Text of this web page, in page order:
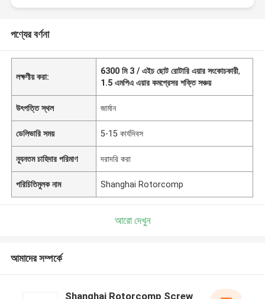
পণ্যের বর্ণনা
লক্ষণীয় করা:
6300 মি 3 / এইচ ছোট রোটারি এয়ার সংকোচকারী,
1.5 এমপিএ এয়ার কমপ্রেসর শক্তি সঞ্চয়
উৎপত্তি স্থল জার্মান
ডেলিভারি সময় 5-15 কার্যদিবস
ন্যূনতম চাহিদার পরিমাণ দরাদরি করা
পরিচিতিমুলক নাম Shanghai Rotorcomp
আরো দেখুন
আমাদের সম্পর্কে
Shanghai Rotorcomp Screw